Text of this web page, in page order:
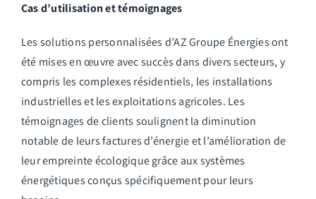
Cas d’utilisation et témoignages
Les solutions personnalisées d’AZ Groupe Énergies ont
été mises en œuvre avec succès dans divers secteurs, y
compris les complexes résidentiels, les installations
industrielles et les exploitations agricoles. Les
témoignages de clients soulignent la diminution
notable de leurs factures d’énergie et l’amélioration de
leur empreinte écologique grâce aux systèmes
énergétiques conçus spécifiquement pour leurs